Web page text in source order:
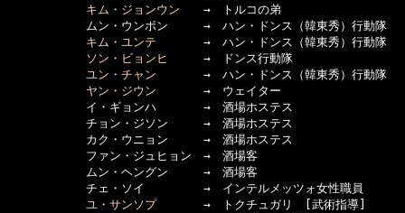
キム・ジョンウン →　トルコの弟
      　　　ムン・ウンボン　　　→　ハン・ドンス（韓東秀）行動隊
キム・ユンテ →　ハン・ドンス（韓東秀）行動隊
ソン・ビョンヒ
→　ドンス行動隊
ユン・チャン →　ハン・ドンス（韓東秀）行動隊
ヤン・ジウン →　ウェイター
      　　　イ・ギョンハ　　　　→　酒場ホステス
      　　　チョン・ジソン　　　→　酒場ホステス
      　　　カク・ウニョン　　　→　酒場ホステス
      　　　ファン・ジュヒョン　→　酒場客
      　　　ムン・ヘングン　　　→　酒場客
      　　　チェ・ソイ　　　　　→　インテルメッツォ女性職員
ユ・サンソプ →　トクチュガリ　[武術指導]